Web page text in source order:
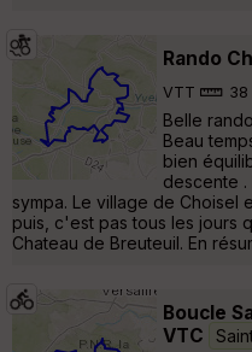
Rando
VTT
Belle
Beau
bien
descente .
sympa. Le village de Choisel
puis, c'est pas tous les jours
Chateau de Breuteuil. En
Boucle
VTC